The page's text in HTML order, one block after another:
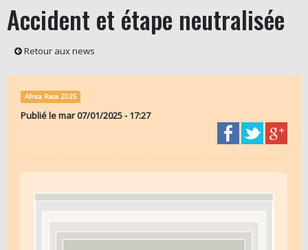
Accident et étape neutralisée
Retour aux news
Africa Race 2025
Publié lemar 07/01/2025 - 17:27